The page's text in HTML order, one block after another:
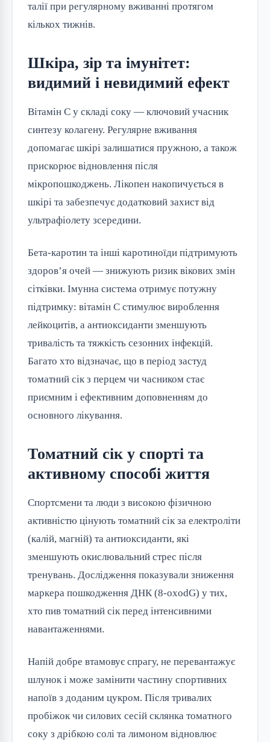
талії при регулярному вживанні протягом
кількох тижнів.
Шкіра, зір та імунітет:
видимий і невидимий ефект
Вітамін C у складі соку — ключовий учасник
синтезу колагену. Регулярне вживання
допомагає шкірі залишатися пружною, а також
прискорює відновлення після
мікропошкоджень. Лікопен накопичується в
шкірі та забезпечує додатковий захист від
ультрафіолету зсередини.
Бета-каротин та інші каротиноїди підтримують
здоров’я очей — знижують ризик вікових змін
сітківки. Імунна система отримує потужну
підтримку: вітамін C стимулює вироблення
лейкоцитів, а антиоксиданти зменшують
тривалість та тяжкість сезонних інфекцій.
Багато хто відзначає, що в період застуд
томатний сік з перцем чи часником стає
приємним і ефективним доповненням до
основного лікування.
Томатний сік у спорті та
активному способі життя
Спортсмени та люди з високою фізичною
активністю цінують томатний сік за електроліти
(калій, магній) та антиоксиданти, які
зменшують окислювальний стрес після
тренувань. Дослідження показували зниження
маркера пошкодження ДНК (8-oxodG) у тих,
хто пив томатний сік перед інтенсивними
навантаженнями.
Напій добре втамовує спрагу, не перевантажує
шлунок і може замінити частину спортивних
напоїв з доданим цукром. Після тривалих
пробіжок чи силових сесій склянка томатного
соку з дрібкою солі та лимоном відновлює